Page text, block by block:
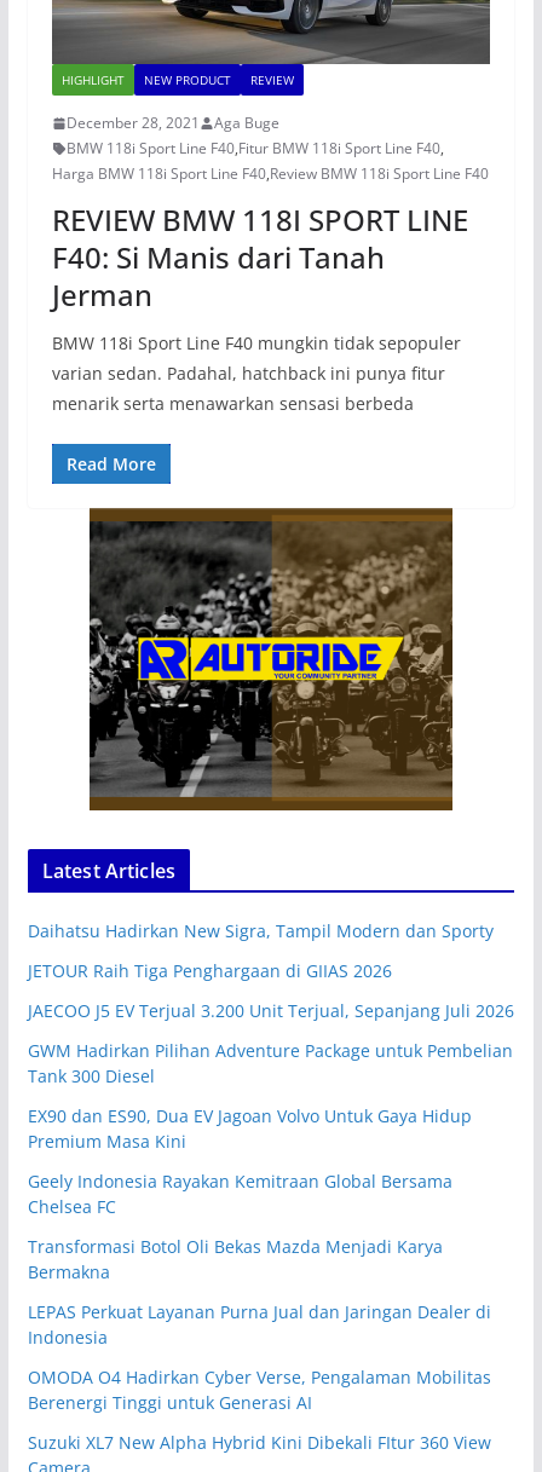
HIGHLIGHT NEW PRODUCT REVIEW
December 28, 2021
Aga Buge
BMW 118i Sport Line F40,Fitur BMW 118i Sport Line F40,
Harga BMW 118i Sport Line F40,Review BMW 118i Sport Line F40
REVIEW BMW 118I SPORT LINE
F40: Si Manis dari Tanah
Jerman
BMW 118i Sport Line F40 mungkin tidak sepopuler
varian sedan. Padahal, hatchback ini punya fitur
menarik serta menawarkan sensasi berbeda
Read More
Latest Articles
Daihatsu Hadirkan New Sigra, Tampil Modern dan Sporty
JETOUR Raih Tiga Penghargaan di GIIAS 2026
JAECOO J5 EV Terjual 3.200 Unit Terjual, Sepanjang Juli 2026
GWM Hadirkan Pilihan Adventure Package untuk Pembelian
Tank 300 Diesel
EX90 dan ES90, Dua EV Jagoan Volvo Untuk Gaya Hidup
Premium Masa Kini
Geely Indonesia Rayakan Kemitraan Global Bersama
Chelsea FC
Transformasi Botol Oli Bekas Mazda Menjadi Karya
Bermakna
LEPAS Perkuat Layanan Purna Jual dan Jaringan Dealer di
Indonesia
OMODA O4 Hadirkan Cyber Verse, Pengalaman Mobilitas
Berenergi Tinggi untuk Generasi AI
Suzuki XL7 New Alpha Hybrid Kini Dibekali FItur 360 View